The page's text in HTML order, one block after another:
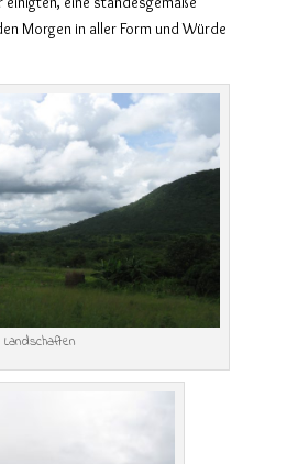
Morgen in aller Form und Würde
Landschaften